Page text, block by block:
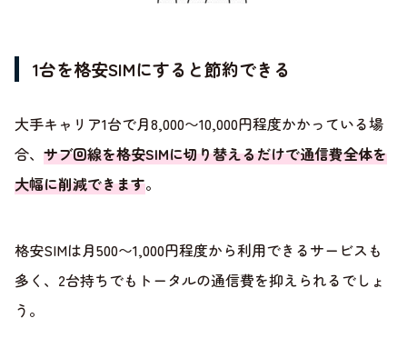
1台を格安SIMにすると節約できる
大手キャリア1台で月8,000〜10,000円程度かかっている場
合、 サブ回線を格安SIMに切り替えるだけで通信費全体を
大幅に削減できます。
格安SIMは月500〜1,000円程度から利用できるサービスも
多く、2台持ちでもトータルの通信費を抑えられるでしょ
う。